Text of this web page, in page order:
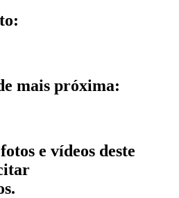
mais próxima:
e vídeos deste